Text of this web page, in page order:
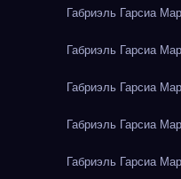
Габриэль Гарсиа
Габриэль Гарсиа
Габриэль Гарсиа
Габриэль Гарсиа
Габриэль Гарсиа